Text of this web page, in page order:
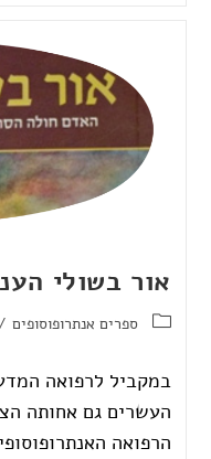
אור בשולי
ספרים אנתרופוסופים /
במקביל לרפואה
העשרים גם אחותה
הרפואה